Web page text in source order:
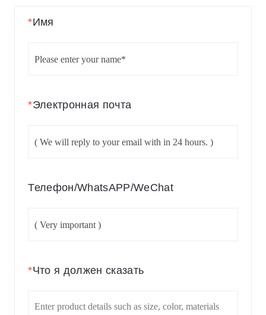
*Имя
*Электронная почта
Телефон/WhatsAPP/WeChat
*Что я должен сказать